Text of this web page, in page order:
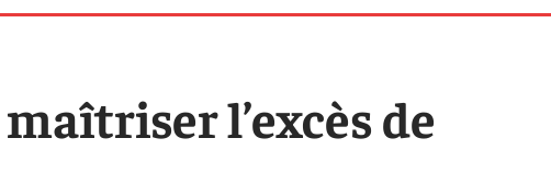
l’excès de